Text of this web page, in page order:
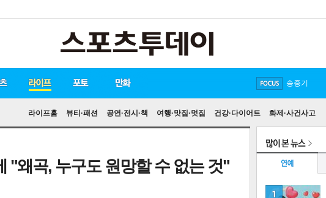
라이프홈 뷰티·패션 공연·전시·책 여행·맛집·멋집 건강·다이어트 화제·사건사고
방탄소년단
손흥민
유아인
송중기
"왜곡, 누구도 원망할 수 없는 것"